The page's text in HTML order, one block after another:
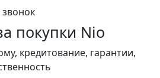
покупки Nio
кредитование, гарантии,